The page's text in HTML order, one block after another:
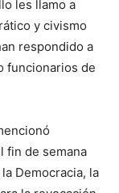
les llamo a
y civismo
respondido a
funcionarios de
fin de semana
Democracia, la